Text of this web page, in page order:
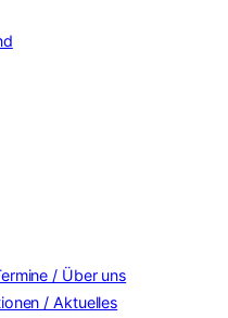
/ Über uns
/ Aktuelles